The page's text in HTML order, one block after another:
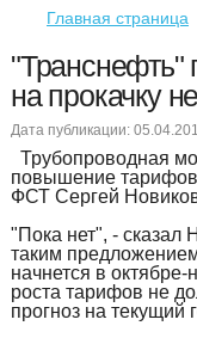
Главная страница
"Транснефть"
на прокачку
Дата публикации:
Трубопроводная
повышение тарифов
ФСТ Сергей
"Пока нет", - сказал
таким
начнется в
роста тарифов не
прогноз на текущий